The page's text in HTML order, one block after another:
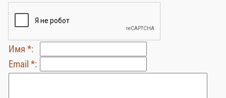
Имя *:
Email *: